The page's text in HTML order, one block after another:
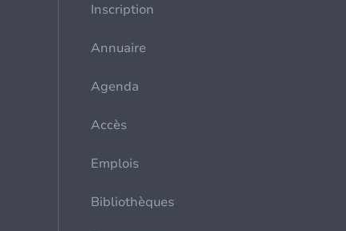
Inscription
Annuaire
Agenda
Accès
Emplois
Bibliothèques